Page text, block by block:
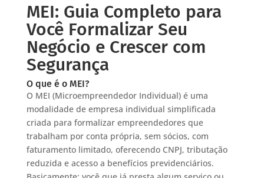
MEI: Guia Completo para
Você Formalizar Seu
Negócio e Crescer com
Segurança
O que é o MEI?
O MEI (Microempreendedor Individual) é uma
modalidade de empresa individual simplificada
criada para formalizar empreendedores que
trabalham por conta própria, sem sócios, com
faturamento limitado, oferecendo CNPJ, tributação
reduzida e acesso a benefícios previdenciários.